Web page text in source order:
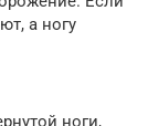
а ногу
ноги,